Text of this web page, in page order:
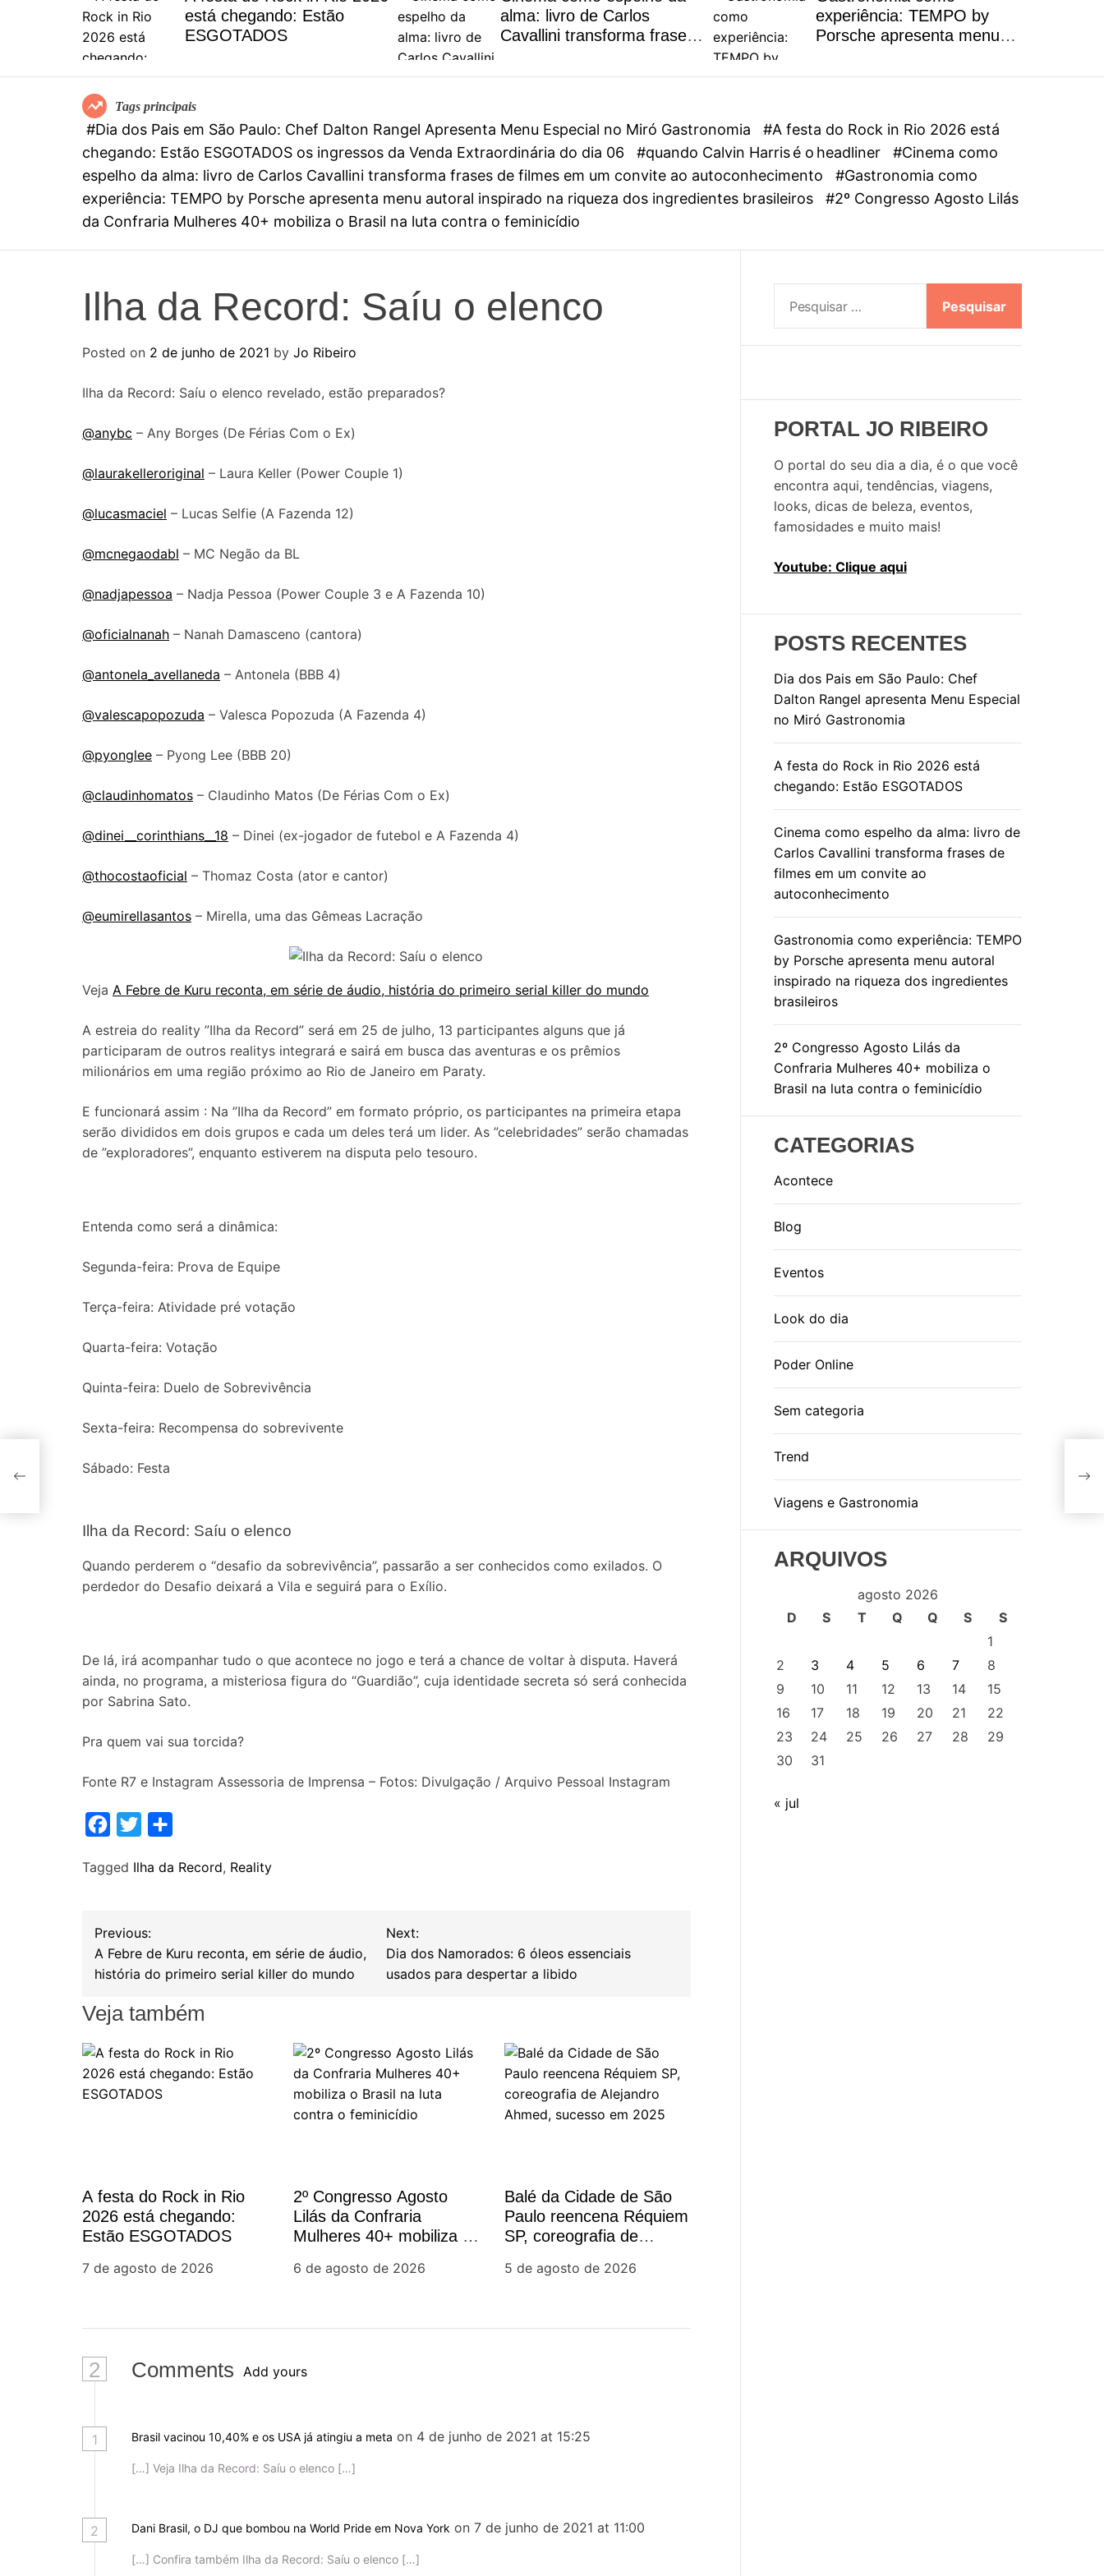
l
o
o
está chegando: Estão
ESGOTADOS
alma: livro de Carlos
Cavallini transforma frases
autoconhecimento
experiência: TEMPO by
Porsche apresenta menu
dos ingredientes brasileiros
Tags principais
#Dia dos Pais em São Paulo: Chef Dalton Rangel Apresenta Menu Especial no Miró Gastronomia
#A festa do Rock in Rio 2026 está
chegando: Estão ESGOTADOS os ingressos da Venda Extraordinária do dia 06
#quando Calvin Harris é o headliner
#Cinema como
espelho da alma: livro de Carlos Cavallini transforma frases de filmes em um convite ao autoconhecimento
#Gastronomia como
experiência: TEMPO by Porsche apresenta menu autoral inspirado na riqueza dos ingredientes brasileiros
#2º Congresso Agosto Lilás
da Confraria Mulheres 40+ mobiliza o Brasil na luta contra o feminicídio
Ilha da Record: Saíu o elenco
Posted on 2 de junho de 2021 by Jo Ribeiro
Ilha da Record: Saíu o elenco revelado, estão preparados?
@anybc – Any Borges (De Férias Com o Ex)
@laurakelleroriginal – Laura Keller (Power Couple 1)
@lucasmaciel – Lucas Selfie (A Fazenda 12)
@mcnegaodabl – MC Negão da BL
@nadjapessoa – Nadja Pessoa (Power Couple 3 e A Fazenda 10)
@oficialnanah – Nanah Damasceno (cantora)
@antonela_avellaneda – Antonela (BBB 4)
@valescapopozuda – Valesca Popozuda (A Fazenda 4)
@pyonglee – Pyong Lee (BBB 20)
@claudinhomatos – Claudinho Matos (De Férias Com o Ex)
@dinei__corinthians__18 – Dinei (ex-jogador de futebol e A Fazenda 4)
@thocostaoficial – Thomaz Costa (ator e cantor)
@eumirellasantos – Mirella, uma das Gêmeas Lacração
Veja A Febre de Kuru reconta, em série de áudio, história do primeiro serial killer do mundo
A estreia do reality ”Ilha da Record” será em 25 de julho, 13 participantes alguns que já
participaram de outros realitys integrará e sairá em busca das aventuras e os prêmios
milionários em uma região próximo ao Rio de Janeiro em Paraty.
E funcionará assim : Na ”Ilha da Record” em formato próprio, os participantes na primeira etapa
serão divididos em dois grupos e cada um deles terá um lider. As ”celebridades” serão chamadas
de ”exploradores”, enquanto estiverem na disputa pelo tesouro.
Entenda como será a dinâmica:
Segunda-feira: Prova de Equipe
Terça-feira: Atividade pré votação
Quarta-feira: Votação
Quinta-feira: Duelo de Sobrevivência
Sexta-feira: Recompensa do sobrevivente
Sábado: Festa
Ilha da Record: Saíu o elenco
Quando perderem o “desafio da sobrevivência”, passarão a ser conhecidos como exilados. O
perdedor do Desafio deixará a Vila e seguirá para o Exílio.
De lá, irá acompanhar tudo o que acontece no jogo e terá a chance de voltar à disputa. Haverá
ainda, no programa, a misteriosa figura do “Guardião”, cuja identidade secreta só será conhecida
por Sabrina Sato.
Pra quem vai sua torcida?
Fonte R7 e Instagram Assessoria de Imprensa – Fotos: Divulgação / Arquivo Pessoal Instagram
c
o
o
i
e
r
a
Tagged Ilha da Record, Reality
N
v
e
g
ã
o
e
P
s
Previous:
A Febre de Kuru reconta, em série de áudio,
história do primeiro serial killer do mundo
Next:
Dia dos Namorados: 6 óleos essenciais
usados para despertar a libido
Veja também
A festa do Rock in Rio
2026 está chegando:
Estão ESGOTADOS
7 de agosto de 2026
2º Congresso Agosto
Lilás da Confraria
Mulheres 40+ mobiliza o
feminicídio
6 de agosto de 2026
Balé da Cidade de São
Paulo reencena Réquiem
SP, coreografia de
sucesso em 2025
5 de agosto de 2026
2 Comments Add yours
1 Brasil vacinou 10,40% e os USA já atingiu a meta on 4 de junho de 2021 at 15:25
[…] Veja Ilha da Record: Saíu o elenco […]
2 Dani Brasil, o DJ que bombou na World Pride em Nova York on 7 de junho de 2021 at 11:00
[…] Confira também Ilha da Record: Saíu o elenco […]
s
i
a
r
o
r
PORTAL JO RIBEIRO
O portal do seu dia a dia, é o que você
encontra aqui, tendências, viagens,
looks, dicas de beleza, eventos,
famosidades e muito mais!
Youtube: Clique aqui
POSTS RECENTES
Dia dos Pais em São Paulo: Chef
Dalton Rangel apresenta Menu Especial
no Miró Gastronomia
A festa do Rock in Rio 2026 está
chegando: Estão ESGOTADOS
Cinema como espelho da alma: livro de
Carlos Cavallini transforma frases de
filmes em um convite ao
autoconhecimento
Gastronomia como experiência: TEMPO
by Porsche apresenta menu autoral
inspirado na riqueza dos ingredientes
brasileiros
2º Congresso Agosto Lilás da
Confraria Mulheres 40+ mobiliza o
Brasil na luta contra o feminicídio
CATEGORIAS
Acontece
Blog
Eventos
Look do dia
Poder Online
Sem categoria
Trend
Viagens e Gastronomia
ARQUIVOS
agosto 2026
D
S T Q Q S
S
1
2
3 4 5 6 7
8
9
10 11 12 13 14
15
16
17 18 19 20 21
22
23
24 25 26 27 28
29
30
31
« jul